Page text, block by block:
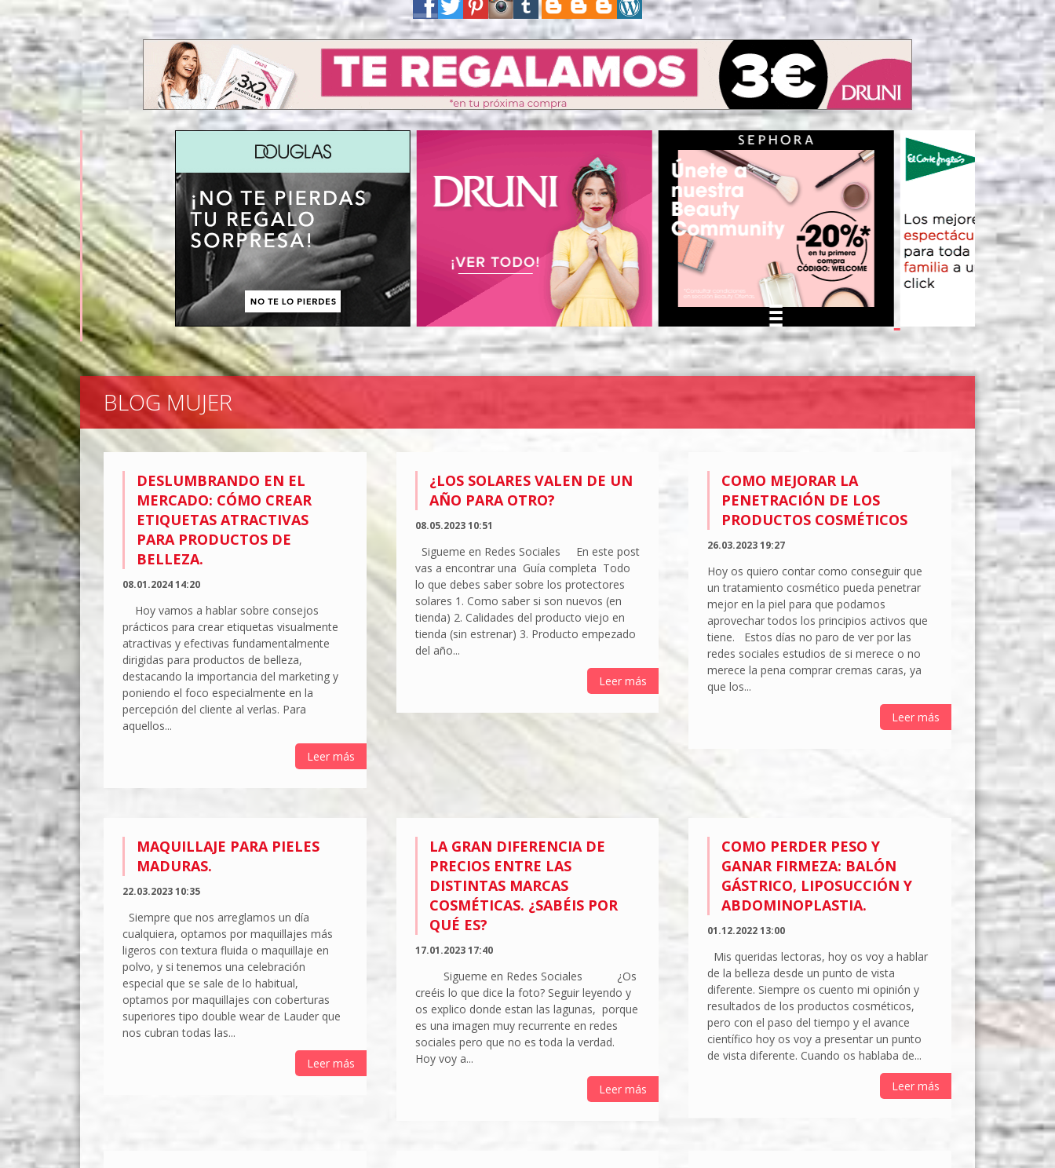
BLOG MUJER
DESLUMBRANDO EN EL
MERCADO: CÓMO CREAR
ETIQUETAS ATRACTIVAS
PARA PRODUCTOS DE
BELLEZA.
08.01.2024 14:20
Hoy vamos a hablar sobre consejos
prácticos para crear etiquetas visualmente
atractivas y efectivas fundamentalmente
dirigidas para productos de belleza,
destacando la importancia del marketing y
poniendo el foco especialmente en la
percepción del cliente al verlas. Para
aquellos...
Leer más
¿LOS SOLARES VALEN DE UN
AÑO PARA OTRO?
08.05.2023 10:51
Sigueme en Redes Sociales En este post
vas a encontrar una Guía completa Todo
lo que debes saber sobre los protectores
solares 1. Como saber si son nuevos (en
tienda) 2. Calidades del producto viejo en
tienda (sin estrenar) 3. Producto empezado
del año...
Leer más
COMO MEJORAR LA
PENETRACIÓN DE LOS
PRODUCTOS COSMÉTICOS
26.03.2023 19:27
Hoy os quiero contar como conseguir que
un tratamiento cosmético pueda penetrar
mejor en la piel para que podamos
aprovechar todos los principios activos que
tiene. Estos días no paro de ver por las
redes sociales estudios de si merece o no
merece la pena comprar cremas caras, ya
que los...
Leer más
MAQUILLAJE PARA PIELES
MADURAS.
22.03.2023 10:35
Siempre que nos arreglamos un día
cualquiera, optamos por maquillajes más
ligeros con textura fluida o maquillaje en
polvo, y si tenemos una celebración
especial que se sale de lo habitual,
optamos por maquillajes con coberturas
superiores tipo double wear de Lauder que
nos cubran todas las...
Leer más
LA GRAN DIFERENCIA DE
PRECIOS ENTRE LAS
DISTINTAS MARCAS
COSMÉTICAS. ¿SABÉIS POR
QUÉ ES?
17.01.2023 17:40
Sigueme en Redes Sociales ¿Os
creéis lo que dice la foto? Seguir leyendo y
os explico donde estan las lagunas, porque
es una imagen muy recurrente en redes
sociales pero que no es toda la verdad.
Hoy voy a...
Leer más
COMO PERDER PESO Y
GANAR FIRMEZA: BALÓN
GÁSTRICO, LIPOSUCCIÓN Y
ABDOMINOPLASTIA.
01.12.2022 13:00
Mis queridas lectoras, hoy os voy a hablar
de la belleza desde un punto de vista
diferente. Siempre os cuento mi opinión y
resultados de los productos cosméticos,
pero con el paso del tiempo y el avance
científico hoy os voy a presentar un punto
de vista diferente. Cuando os hablaba de...
Leer más